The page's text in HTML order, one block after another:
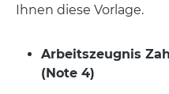
Ihnen diese Vorlage.
Arbeitszeugnis
(Note 4)